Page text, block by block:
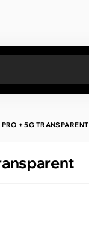
+ 5G TRANSPARENT